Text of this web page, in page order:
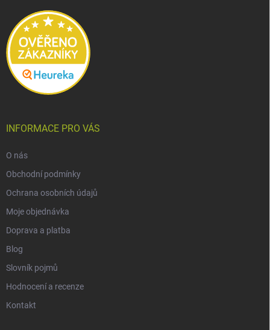
INFORMACE PRO VÁS
O nás
Obchodní podmínky
Ochrana osobních údajů
Moje objednávka
Doprava a platba
Blog
Slovník pojmů
Hodnocení a recenze
Kontakt